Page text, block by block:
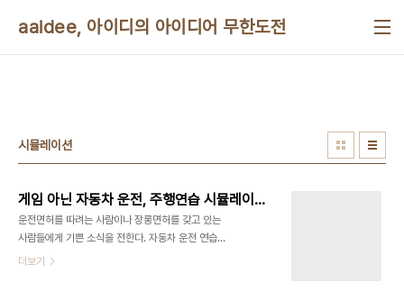
aaidee, 아이디의 아이디어 무한도전
시뮬레이션
게임 아닌 자동차 운전, 주행연습 시뮬레이터
운전면허를 따려는 사람이나 장롱면허를 갖고 있는
사람들에게 기쁜 소식을 전한다. 자동차 운전 연습을
집에서 컴퓨터로도 할 수 있다. 자동차가 사고날 염려
더보기